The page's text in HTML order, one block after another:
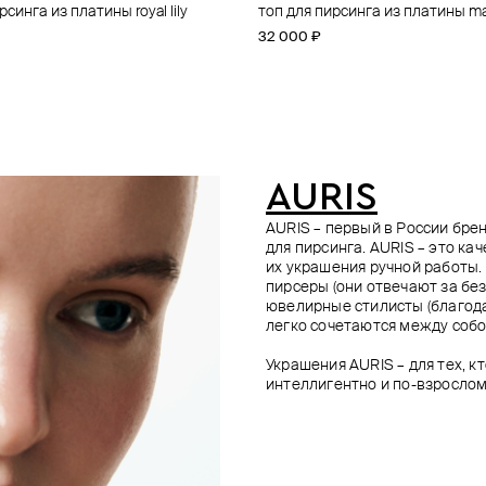
из платины royal lily
топ для пирсинга из платины
32 000 ₽
из платины starmoon
топ для пирсинга из платины
38 000 ₽
из платины astra
топ для пирсинга из платины
40 600 ₽
из золота flower
топ для пирсинга из золота
35 800 ₽
AURIS
AURIS – первый в России
для пирсинга. AURIS – это
их украшения ручной
пирсеры (они отвечают за
ювелирные стилисты
легко сочетаются между
Украшения AURIS – для тех,
интеллигентно и по-